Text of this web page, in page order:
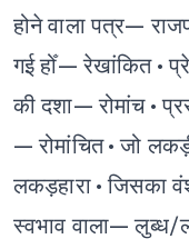
होने वाला पत्र—
गई होँ— रेखांकित •
की दशा— रोमांच •
— रोमांचित • जो
लकड़हारा • जिसका
स्वभाव वाला— लुब्ध/